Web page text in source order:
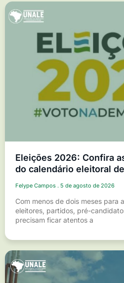
Eleições 2026: Confira
do calendário eleitoral
Felype Campos 5 de agosto de 2026
Com menos de dois meses para
eleitores, partidos, pré-
precisam ficar atentos a